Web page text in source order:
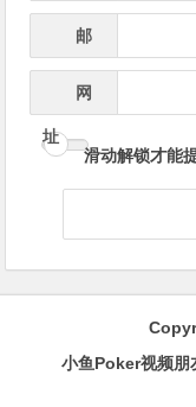
邮
网
址
滑动解锁才能
小鱼Poker视频朋